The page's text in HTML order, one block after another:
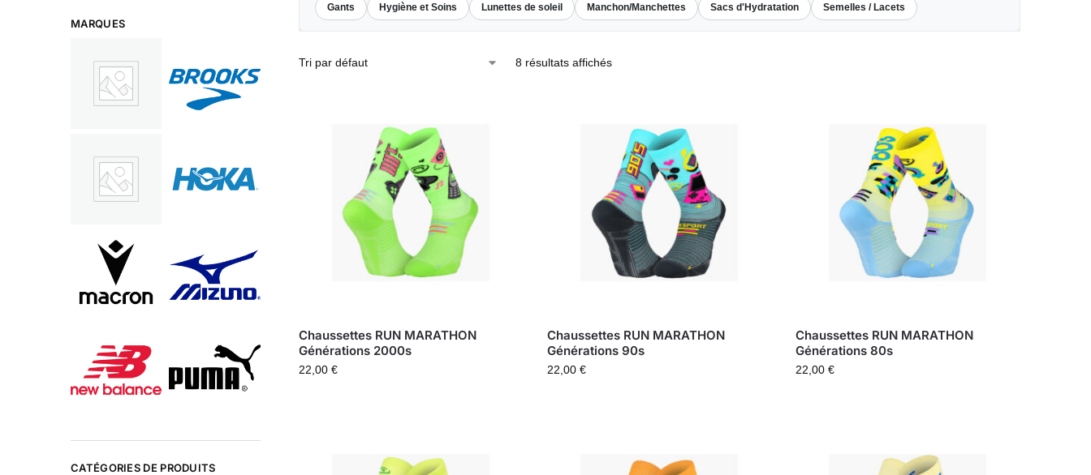
Gants Hygiène et Soins Lunettes de soleil Manchon/Manchettes Sacs d'Hydratation Semelles / Lacets
8 résultats affichés
Chaussettes RUN MARATHON
Générations 2000s
22,00 €
Chaussettes RUN MARATHON
Générations 90s
22,00 €
Chaussettes RUN MARATHON
Générations 80s
22,00€
MARQUES
CATÉGORIES DE PRODUITS